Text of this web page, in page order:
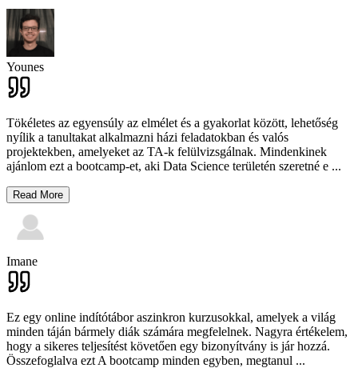
Younes
Tökéletes az egyensúly az elmélet és a gyakorlat között, lehetőség
nyílik a tanultakat alkalmazni házi feladatokban és valós
projektekben, amelyeket az TA-k felülvizsgálnak. Mindenkinek
ajánlom ezt a bootcamp-et, aki Data Science területén szeretné e ...
Read More
Imane
Ez egy online indítótábor aszinkron kurzusokkal, amelyek a világ
minden táján bármely diák számára megfelelnek. Nagyra értékelem,
hogy a sikeres teljesítést követően egy bizonyítvány is jár hozzá.
Összefoglalva ezt A bootcamp minden egyben, megtanul ...